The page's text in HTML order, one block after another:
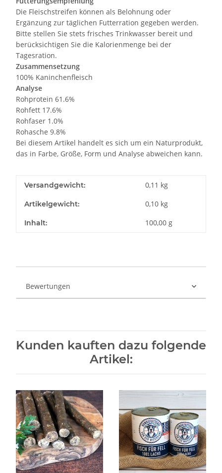
Die Fleischstreifen können als Belohnung oder
Ergänzung zur täglichen Futterration gegeben werden.
Bitte stellen Sie stets frisches Trinkwasser bereit und
berücksichtigen Sie die Kalorienmenge bei der
Tagesration.
Zusammensetzung
100% Kaninchenfleisch
Analyse
Rohprotein 61.6%
Rohfett 17.6%
Rohfaser 1.0%
Rohasche 9.8%
Bei diesem Artikel handelt es sich um ein Naturprodukt,
das in Farbe, Größe, Form und Analyse abweichen kann.
Versandgewicht: 0,11 kg
Artikelgewicht: 0,10 kg
Inhalt: 100,00 g
Bewertungen
Kunden kauften dazu folgende
Artikel: